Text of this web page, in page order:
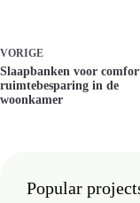
VORIGE
Slaapbanken voor
ruimtebesparing in de
woonkamer
Popular